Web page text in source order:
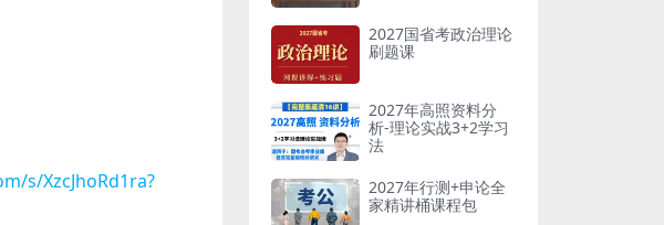
s/XzcJhoRd1ra?
2027国省考政治理论
刷题课
2027年高照资料分
析-理论实战3+2学习
法
2027年行测+申论全
家精讲桶课程包